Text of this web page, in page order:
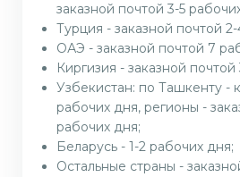
заказной почтой 3-5
Турция - заказной почтой
ОАЭ - заказной почтой 7
Киргизия - заказной
Узбекистан: по Ташкенту -
рабочих дня, регионы -
рабочих дня;
Беларусь - 1-2 рабочих дня;
Остальные страны -